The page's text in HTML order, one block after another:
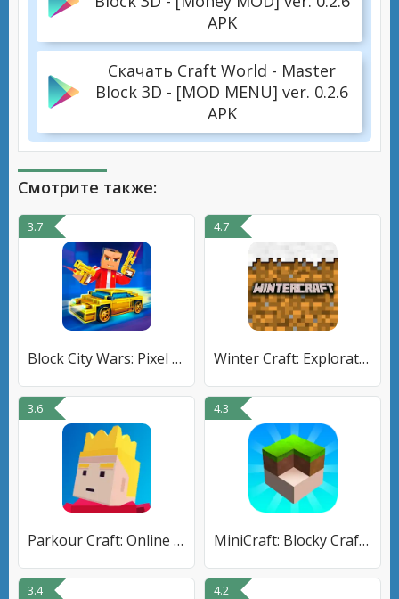
APK
Скачать Craft World - Master
Block 3D - [MOD MENU] ver. 0.2.6
APK
Смотрите также:
3.7
Block City Wars: Pixel Shooter
4.7
Winter Craft: Exploration & Su
3.6
Parkour Craft: Online PvP Game
4.3
MiniCraft: Blocky Craft 2023
3.4 4.2